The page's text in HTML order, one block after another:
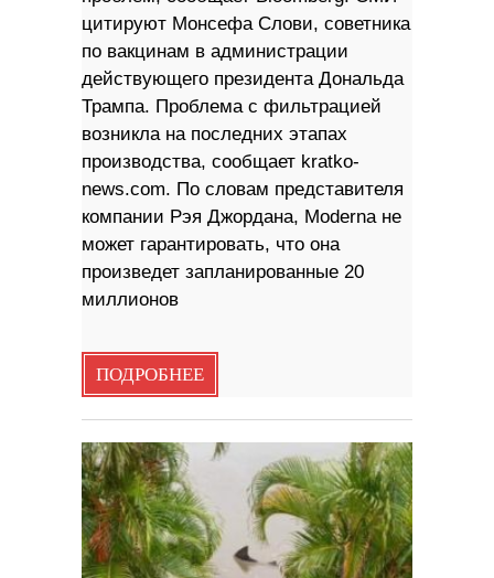
цитируют Монсефа Слови, советника
по вакцинам в администрации
действующего президента Дональда
Трампа. Проблема с фильтрацией
возникла на последних этапах
производства, сообщает kratko-
news.com. По словам представителя
компании Рэя Джордана, Moderna не
может гарантировать, что она
произведет запланированные 20
миллионов
ПОДРОБНЕЕ